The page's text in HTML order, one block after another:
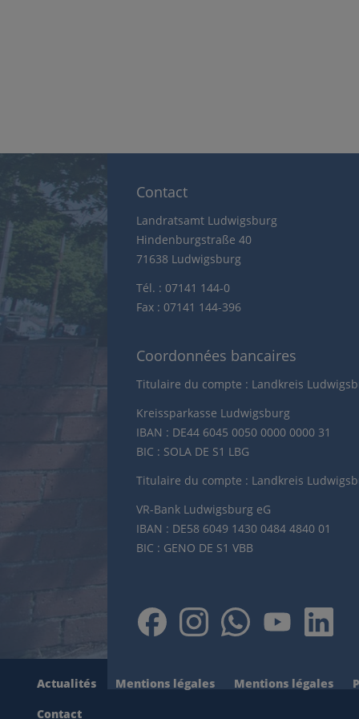
Contact
Landratsamt Ludwigsburg
Hindenburgstraße 40
71638 Ludwigsburg
Tél. : 07141 144-0
Fax : 07141 144-396
Coordonnées bancaires
Titulaire du compte : Landkreis
Kreissparkasse Ludwigsburg
IBAN : DE44 6045 0050 0000 0000 31
BIC : SOLA DE S1 LBG
Titulaire du compte : Landkreis
VR-Bank Ludwigsburg eG
IBAN : DE58 6049 1430 0484 4840 01
BIC : GENO DE S1 VBB
Actualités Mentions légales Mentions légales
Contact